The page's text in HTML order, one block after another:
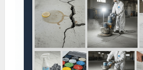
Parlatma
Hizmetleri:
Parlak
Yüzeyler,
Kalıcı
Estetik!